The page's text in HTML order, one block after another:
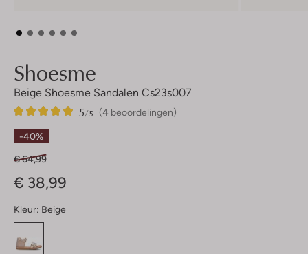
Shoesme
Beige Shoesme Sandalen Cs23s007
(4 beoordelingen)
5/5
4
5
Sterren
-40%
€ 64,99
€ 38,99
Kleur: Beige